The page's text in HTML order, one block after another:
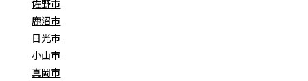
佐野市
鹿沼市
日光市
小山市
真岡市